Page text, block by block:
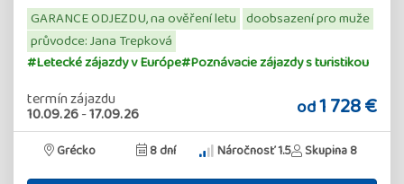
GARANCE ODJEZDU, na ověření letu doobsazení pro muže
průvodce: Jana Trepková
#Letecké zájazdy v Európe#Poznávacie zájazdy s turistikou
termín zájazdu
10.09.26-17.09.26 od1 728 €
Grécko 8 dní Náročnosť 1.5 Skupina 8